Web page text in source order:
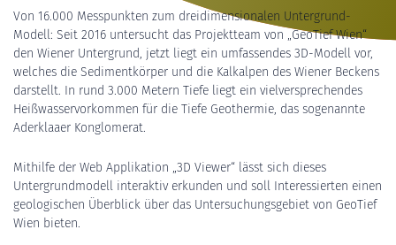
Von 16.000 Messpunkten zum dreidimensionalen Untergrund-
Modell: Seit 2016 untersucht das Projektteam von „GeoTief Wien“
den Wiener Untergrund, jetzt liegt ein umfassendes 3D-Modell vor,
welches die Sedimentkörper und die Kalkalpen des Wiener Beckens
darstellt. In rund 3.000 Metern Tiefe liegt ein vielversprechendes
Heißwasservorkommen für die Tiefe Geothermie, das sogenannte
Aderklaaer Konglomerat.
Mithilfe der Web Applikation „3D Viewer“ lässt sich dieses
Untergrundmodell interaktiv erkunden und soll Interessierten einen
geologischen Überblick über das Untersuchungsgebiet von GeoTief
Wien bieten.